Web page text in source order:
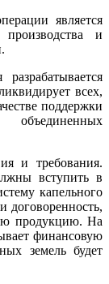
является
производства и
всех,
поддержки
и требования.
вступить в
капельного
договоренность,
продукцию. На
финансовую
земель будет